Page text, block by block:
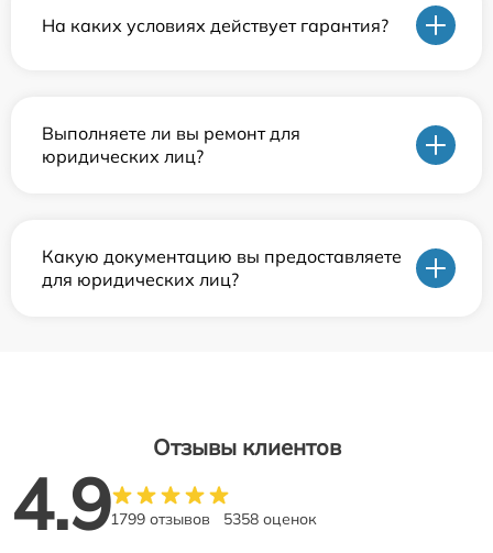
На каких условиях действует гарантия?
Выполняете ли вы ремонт для
юридических лиц?
Какую документацию вы предоставляете
для юридических лиц?
Отзывы клиентов
4.91799 отзывов 5358 оценок